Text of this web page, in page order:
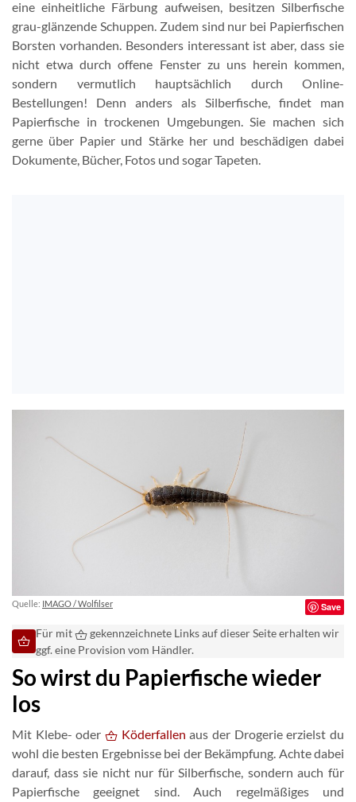
eine einheitliche Färbung aufweisen, besitzen Silberfische
grau-glänzende Schuppen. Zudem sind nur bei Papierfischen
Borsten vorhanden. Besonders interessant ist aber, dass sie
nicht etwa durch offene Fenster zu uns herein kommen,
sondern vermutlich hauptsächlich durch Online-
Bestellungen! Denn anders als Silberfische, findet man
Papierfische in trockenen Umgebungen. Sie machen sich
gerne über Papier und Stärke her und beschädigen dabei
Dokumente, Bücher, Fotos und sogar Tapeten.
Quelle: IMAGO / Wolfilser Save
Für mit
gekennzeichnete Links auf dieser Seite erhalten wir
ggf. eine Provision vom Händler.
So wirst du Papierfische wieder
los
Mit Klebe- oder Köderfallenaus der Drogerie erzielst du
wohl die besten Ergebnisse bei der Bekämpfung. Achte dabei
darauf, dass sie nicht nur für Silberfische, sondern auch für
Papierfische geeignet sind. Auch regelmäßiges und